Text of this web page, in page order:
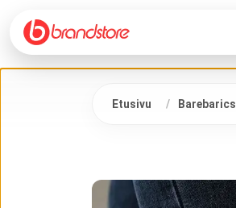
Etusivu Barebarics